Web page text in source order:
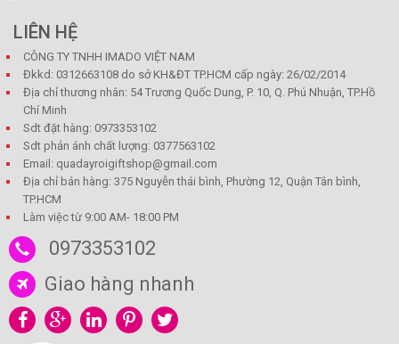
LIÊN HỆ
CÔNG TY TNHH IMADO VIỆT NAM
Đkkd: 0312663108 do sở KH&ĐT TP.HCM cấp ngày: 26/02/2014
Địa chỉ thương nhân: 54 Trương Quốc Dung, P. 10, Q. Phú Nhuận, TP.Hồ
Chí Minh
Sdt đặt hàng: 0973353102
Sdt phản ánh chất lượng: 0377563102
Email: quadayroigiftshop@gmail.com
Địa chỉ bán hàng: 375 Nguyễn thái bình, Phường 12, Quận Tân bình,
TP.HCM
Làm việc từ 9:00 AM- 18:00 PM
0973353102
Giao hàng nhanh